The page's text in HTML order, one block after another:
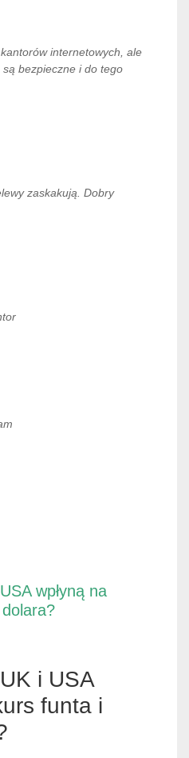
internetowych, ale
bezpieczne i do tego
zaskakują. Dobry
wpłyną na
i USA
funta i